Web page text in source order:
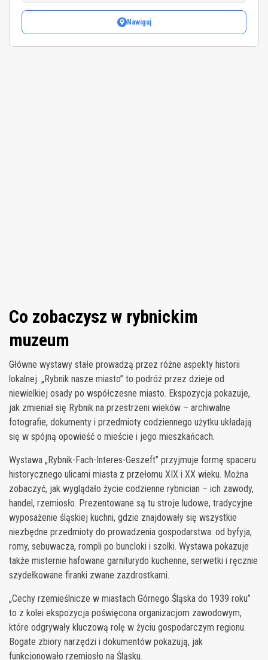
Nawiguj
Co zobaczysz w rybnickim
muzeum
Główne wystawy stałe prowadzą przez różne aspekty historii
lokalnej. „Rybnik nasze miasto” to podróż przez dzieje od
niewielkiej osady po współczesne miasto. Ekspozycja pokazuje,
jak zmieniał się Rybnik na przestrzeni wieków – archiwalne
fotografie, dokumenty i przedmioty codziennego użytku układają
się w spójną opowieść o mieście i jego mieszkańcach.
Wystawa „Rybnik-Fach-Interes-Geszeft” przyjmuje formę spaceru
historycznego ulicami miasta z przełomu XIX i XX wieku. Można
zobaczyć, jak wyglądało życie codzienne rybnician – ich zawody,
handel, rzemiosło. Prezentowane są tu stroje ludowe, tradycyjne
wyposażenie śląskiej kuchni, gdzie znajdowały się wszystkie
niezbędne przedmioty do prowadzenia gospodarstwa: od byfyja,
romy, sebuwacza, rompli po buncloki i szolki. Wystawa pokazuje
także misternie hafowane garniturydo kuchenne, serwetki i ręcznie
szydełkowane firanki zwane zazdrostkami.
„Cechy rzemieślnicze w miastach Górnego Śląska do 1939 roku”
to z kolei ekspozycja poświęcona organizacjom zawodowym,
które odgrywały kluczową rolę w życiu gospodarczym regionu.
Bogate zbiory narzędzi i dokumentów pokazują, jak
funkcjonowało rzemiosło na Śląsku.